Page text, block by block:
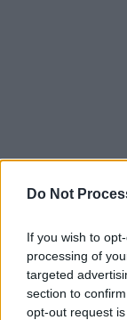
Do Not
If you wish to
processing of
targeted
section to
opt-out request